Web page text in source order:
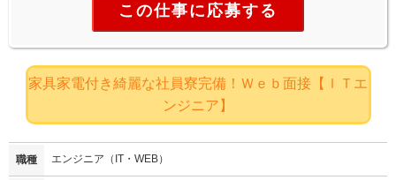
この仕事に応募する
家具家電付き綺麗な社員寮完備！Ｗｅｂ面接【ＩＴエ
ンジニア】
職種 エンジニア（IT・WEB）